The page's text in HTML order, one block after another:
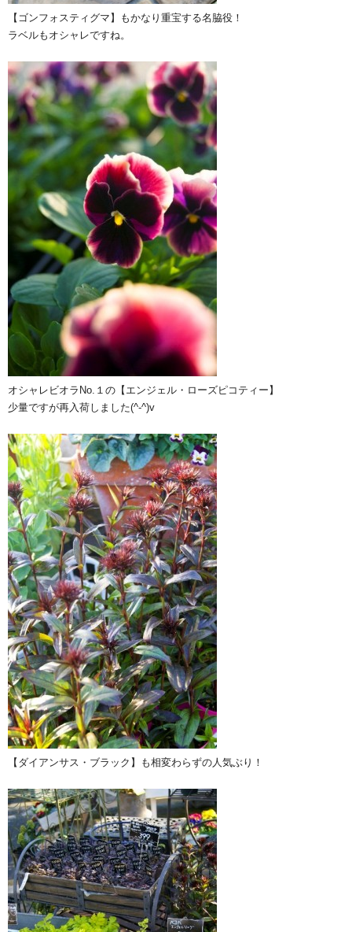
【ゴンフォスティグマ】もかなり重宝する名脇役！
ラベルもオシャレですね。
オシャレビオラNo.１の【エンジェル・ローズピコティー】
少量ですが再入荷しました(^-^)v
【ダイアンサス・ブラック】も相変わらずの人気ぶり！